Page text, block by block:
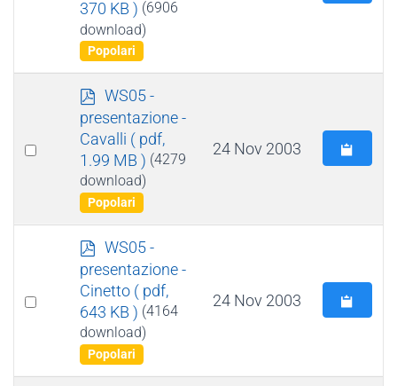
370 KB ) (6906
download)
Popolari
Select
p
d
f
WS05 -
presentazione -
Cavalli ( pdf,
1.99 MB ) (4279
download)
Popolari
24 Nov 2003
Select
p
d
f
WS05 -
presentazione -
Cinetto ( pdf,
643 KB ) (4164
download)
Popolari
24 Nov 2003